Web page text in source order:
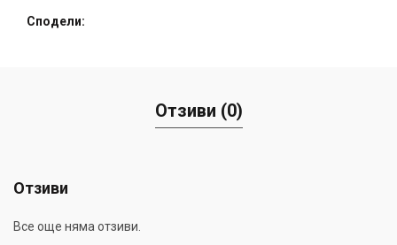
Сподели
Отзиви (0)
Отзиви
Все още няма отзиви.